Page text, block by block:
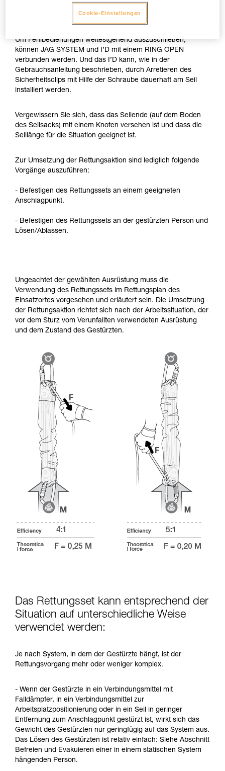
optimalem Wirkungsgrad. Die Schutzhülle verhindert ein
Eindrehen des Zugseils.
Um Fehlbedienungen weitestgehend auszuschließen,
können JAG SYSTEM und I’D mit einem RING OPEN
verbunden werden. Und das I’D kann, wie in der
Gebrauchsanleitung beschrieben, durch Arretieren des
Sicherheitsclips mit Hilfe der Schraube dauerhaft am Seil
installiert werden.
Vergewissern Sie sich, dass das Seilende (auf dem Boden
des Seilsacks) mit einem Knoten versehen ist und dass die
Seillänge für die Situation geeignet ist.
Zur Umsetzung der Rettungsaktion sind lediglich folgende
Vorgänge auszuführen:
- Befestigen des Rettungssets an einem geeigneten
Anschlagpunkt.
- Befestigen des Rettungssets an der gestürzten Person und
Lösen/Ablassen.
Ungeachtet der gewählten Ausrüstung muss die
Verwendung des Rettungssets im Rettungsplan des
Einsatzortes vorgesehen und erläutert sein. Die Umsetzung
der Rettungsaktion richtet sich nach der Arbeitssituation, der
vor dem Sturz vom Verunfallten verwendeten Ausrüstung
und dem Zustand des Gestürzten.
Das Rettungsset kann entsprechend der
Situation auf unterschiedliche Weise
verwendet werden:
Je nach System, in dem der Gestürzte hängt, ist der
Rettungsvorgang mehr oder weniger komplex.
- Wenn der Gestürzte in ein Verbindungsmittel mit
Falldämpfer, in ein Verbindungsmittel zur
Arbeitsplatzpositionierung oder in ein Seil in geringer
Entfernung zum Anschlagpunkt gestürzt ist, wirkt sich das
Gewicht des Gestürzten nur geringfügig auf das System aus.
Das Lösen des Gestürzten ist relativ einfach: Siehe Abschnitt
Befreien und Evakuieren einer in einem statischen System
hängenden Person.
Cookie-Einstellungen